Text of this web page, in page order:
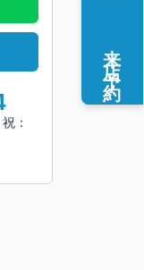
：
来店予約